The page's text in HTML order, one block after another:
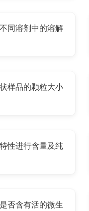
同溶剂中的溶解
样品的颗粒大小
性进行含量及纯
否含有活的微生